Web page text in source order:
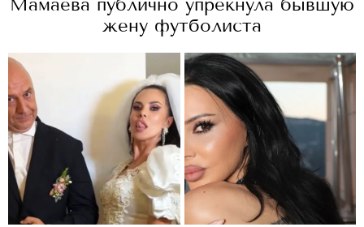
Мамаева публично упрекнула бывшую
жену футболиста